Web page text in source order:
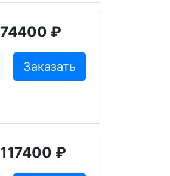
74400 ₽
Заказать
117400 ₽